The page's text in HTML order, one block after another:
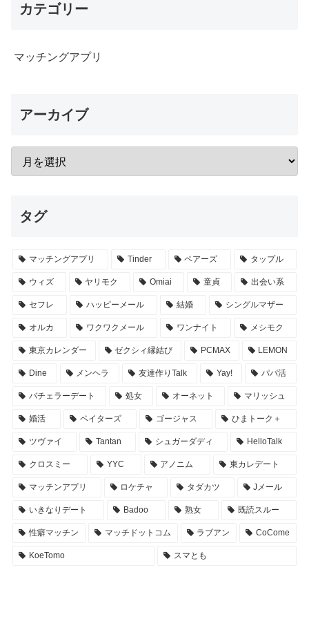
カテゴリー
マッチングアプリ
アーカイブ
タグ
マッチングアプリ Tinder ペアーズ タップル
ウィズ ヤリモク Omiai 童貞 出会い系
セフレ ハッピーメール 結婚 シングルマザー
オルカ ワクワクメール ワンナイト メシモク
東京カレンダー ゼクシィ縁結び PCMAX LEMON
Dine メンヘラ 友達作りTalk Yay! パパ活
バチェラーデート 処女 オーネット マリッシュ
婚活 ペイターズ ゴージャス ひまトーク＋
ツヴァイ Tantan シュガーダディ HelloTalk
クロスミー YYC アノニム 東カレデート
マッチンアプリ ロケチャ タダカツ Jメール
いきなりデート Badoo 熟女 既読スルー
性癖マッチン マッチドットコム ラブアン CoCome
KoeTomo スマとも